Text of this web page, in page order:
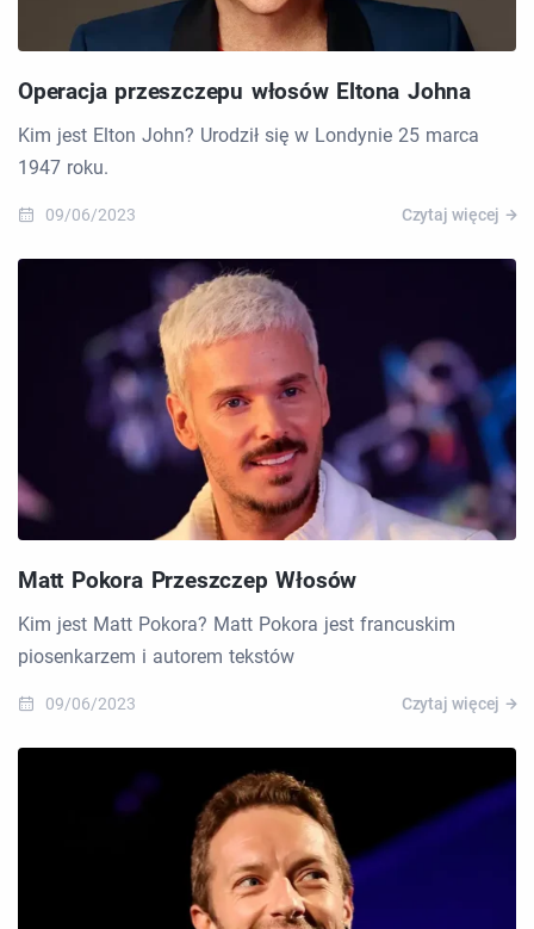
Operacja przeszczepu włosów Eltona Johna
Kim jest Elton John? Urodził się w Londynie 25 marca
1947 roku.
09/06/2023 Czytaj więcej
Matt Pokora Przeszczep Włosów
Kim jest Matt Pokora? Matt Pokora jest francuskim
piosenkarzem i autorem tekstów
09/06/2023 Czytaj więcej